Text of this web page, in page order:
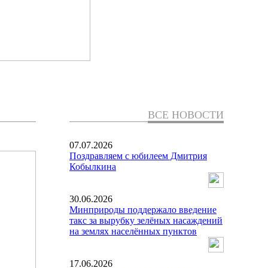
ВСЕ НОВОСТИ
07.07.2026
Поздравляем с юбилеем Дмитрия
Кобылкина
30.06.2026
Минприроды поддержало введение
такс за вырубку зелёных насаждений
на землях населённых пунктов
17.06.2026